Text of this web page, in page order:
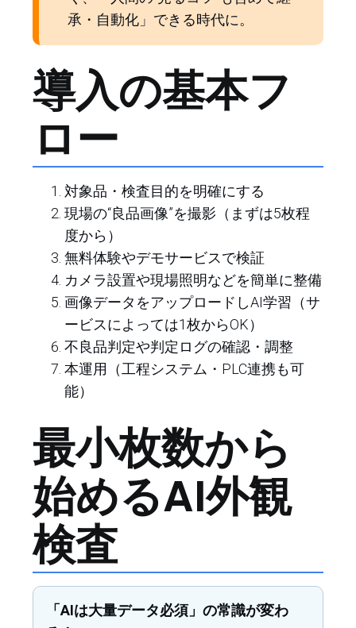
承・自動化」できる時代に。
導入の基本フ
ロー
対象品・検査目的を明確にする
現場の“良品画像”を撮影（まずは5枚程
度から）
無料体験やデモサービスで検証
カメラ設置や現場照明などを簡単に整備
画像データをアップロードしAI学習（サ
ービスによっては1枚からOK）
不良品判定や判定ログの確認・調整
本運用（工程システム・PLC連携も可
能）
最小枚数から
始めるAI外観
検査
「AIは大量データ必須」の常識が変わ